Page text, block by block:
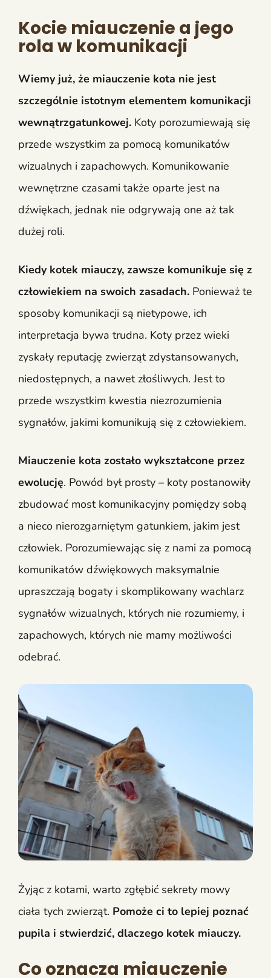
Kocie miauczenie a jego
rola w komunikacji
Wiemy już, że miauczenie kota nie jest
szczególnie istotnym elementem komunikacji
wewnątrzgatunkowej. Koty porozumiewają się
przede wszystkim za pomocą komunikatów
wizualnych i zapachowych. Komunikowanie
wewnętrzne czasami także oparte jest na
dźwiękach, jednak nie odgrywają one aż tak
dużej roli.
Kiedy kotek miauczy, zawsze komunikuje się z
człowiekiem na swoich zasadach. Ponieważ te
sposoby komunikacji są nietypowe, ich
interpretacja bywa trudna. Koty przez wieki
zyskały reputację zwierząt zdystansowanych,
niedostępnych, a nawet złośliwych. Jest to
przede wszystkim kwestia niezrozumienia
sygnałów, jakimi komunikują się z człowiekiem.
Miauczenie kota zostało wykształcone przez
ewolucję. Powód był prosty – koty postanowiły
zbudować most komunikacyjny pomiędzy sobą
a nieco nierozgarniętym gatunkiem, jakim jest
człowiek. Porozumiewając się z nami za pomocą
komunikatów dźwiękowych maksymalnie
upraszczają bogaty i skomplikowany wachlarz
sygnałów wizualnych, których nie rozumiemy, i
zapachowych, których nie mamy możliwości
odebrać.
Żyjąc z kotami, warto zgłębić sekrety mowy
ciała tych zwierząt. Pomoże ci to lepiej poznać
pupila i stwierdzić, dlaczego kotek miauczy.
Co oznacza miauczenie